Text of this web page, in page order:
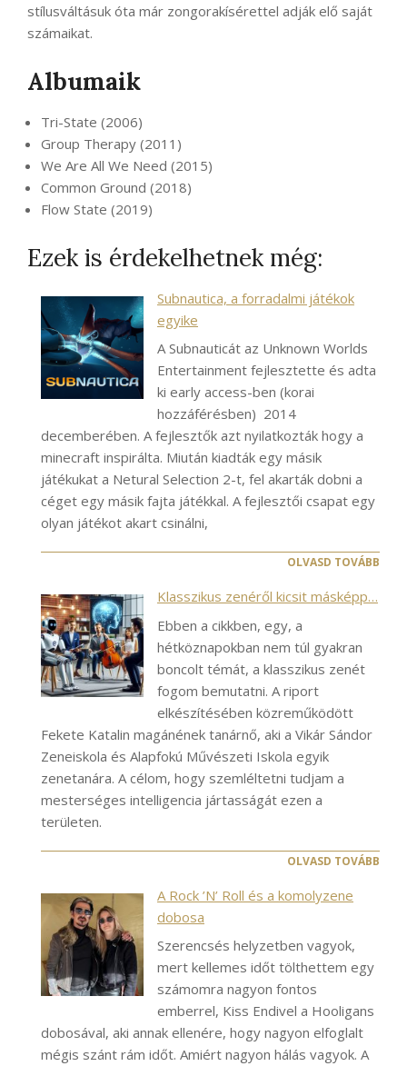
stílusváltásuk óta már zongorakísérettel adják elő saját
számaikat.
Albumaik
Tri-State (2006)
Group Therapy (2011)
We Are All We Need (2015)
Common Ground (2018)
Flow State (2019)
Ezek is érdekelhetnek még:
Subnautica, a forradalmi játékok
egyike
A Subnauticát az Unknown Worlds
Entertainment fejlesztette és adta
ki early access-ben (korai
hozzáférésben) 2014
decemberében. A fejlesztők azt nyilatkozták hogy a
minecraft inspirálta. Miután kiadták egy másik
játékukat a Netural Selection 2-t, fel akarták dobni a
céget egy másik fajta játékkal. A fejlesztői csapat egy
olyan játékot akart csinálni,
OLVASD TOVÁBB
Klasszikus zenéről kicsit másképp…
Ebben a cikkben, egy, a
hétköznapokban nem túl gyakran
boncolt témát, a klasszikus zenét
fogom bemutatni. A riport
elkészítésében közreműködött
Fekete Katalin magánének tanárnő, aki a Vikár Sándor
Zeneiskola és Alapfokú Művészeti Iskola egyik
zenetanára. A célom, hogy szemléltetni tudjam a
mesterséges intelligencia jártasságát ezen a
területen.
OLVASD TOVÁBB
A Rock ’N’ Roll és a komolyzene
dobosa
Szerencsés helyzetben vagyok,
mert kellemes időt tölthettem egy
számomra nagyon fontos
emberrel, Kiss Endivel a Hooligans
dobosával, aki annak ellenére, hogy nagyon elfoglalt
mégis szánt rám időt. Amiért nagyon hálás vagyok. A